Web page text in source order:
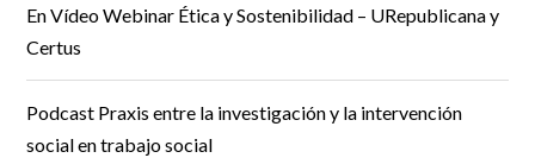
En Vídeo Webinar Ética y Sostenibilidad – URepublicana y
Certus
Podcast Praxis entre la investigación y la intervención
social en trabajo social